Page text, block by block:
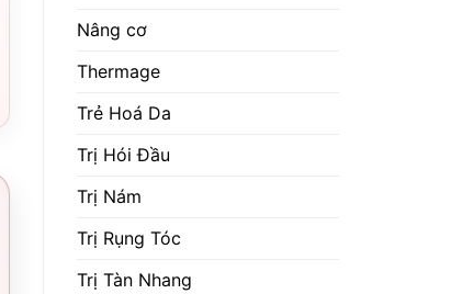
Nâng cơ
Thermage
Trẻ Hoá Da
Trị Hói Đầu
Trị Nám
Trị Rụng Tóc
Trị Tàn Nhang